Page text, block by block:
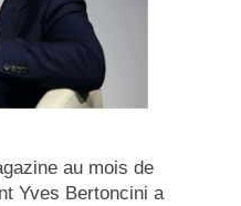
au mois de
Yves Bertoncini a